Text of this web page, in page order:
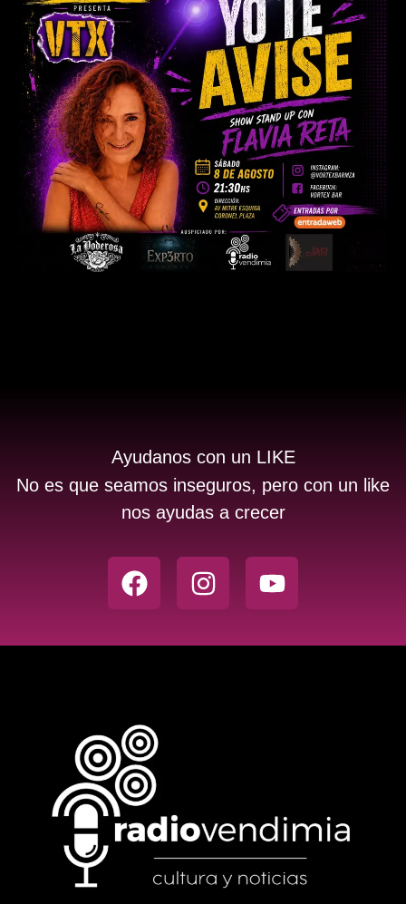
Ayudanos con un LIKE
No es que seamos inseguros, pero con un like
nos ayudas a crecer